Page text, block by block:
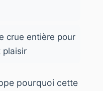
crue entière pour
plaisir
pourquoi cette